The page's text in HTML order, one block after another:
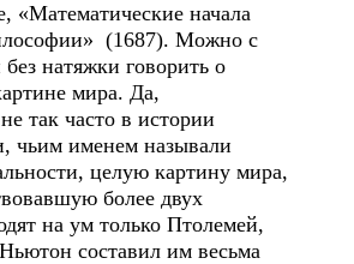
«Математические начала
(1687). Можно с
натяжки говорить о
мира. Да,
так часто в истории
чьим именем называли
целую картину мира,
более двух
на ум только Птолемей,
составил им весьма